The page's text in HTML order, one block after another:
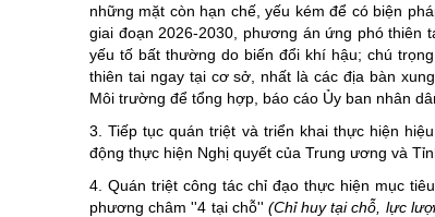
những mặt còn hạn chế, yếu kém để có biện
giai đoạn 2026-2030, phương án ứng phó thiên
yếu tố bất thường do biến đổi khí hậu; chú
thiên tai ngay tại cơ sở, nhất là các địa bàn
Môi trường để tổng hợp, báo cáo Ủy ban nhân
3. Tiếp tục quán triệt và triển khai thực hiện
động thực hiện Nghị quyết của Trung ương và
4. Quán triệt công tác chỉ đạo thực hiện mục
phương châm ''4 tại chỗ'' (Chỉ huy tại chỗ, lực